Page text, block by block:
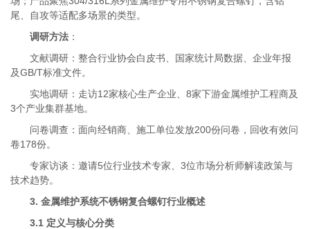
尾、自攻等适配多场景的类型。
调研方法 ：
文献调研：整合行业协会白皮书、国家统计局数据、企业年报
及GB/T标准文件。
实地调研：走访12家核心生产企业、8家下游金属维护工程商及
3个产业集群基地。
问卷调查：面向经销商、施工单位发放200份问卷，回收有效问
卷178份。
专家访谈：邀请5位行业技术专家、3位市场分析师解读政策与
技术趋势。
3. 金属维护系统不锈钢复合螺钉行业概述
3.1 定义与核心分类